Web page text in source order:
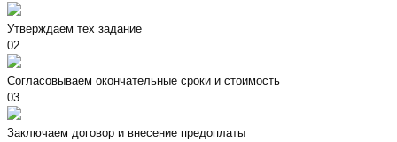
Утверждаем тех задание
02
Согласовываем окончательные сроки и стоимость
03
Заключаем договор и внесение предоплаты